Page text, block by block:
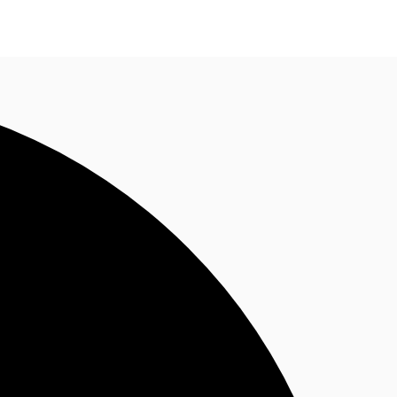
ติดต่อเรา